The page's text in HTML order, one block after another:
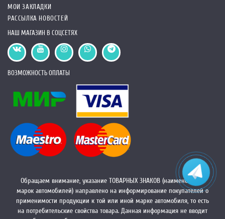
МОИ ЗАКЛАДКИ
РАССЫЛКА НОВОСТЕЙ
НАШ МАГАЗИН В СОЦСЕТЯХ
ВОЗМОЖНОСТЬ ОПЛАТЫ
Обращаем внимание, указание ТОВАРНЫХ ЗНАКОВ (наименований
марок автомобилей) направлено на информирование покупателей о
применимости продукции к той или иной марке автомобиля, то есть
на потребительские свойства товара. Данная информация не вводит